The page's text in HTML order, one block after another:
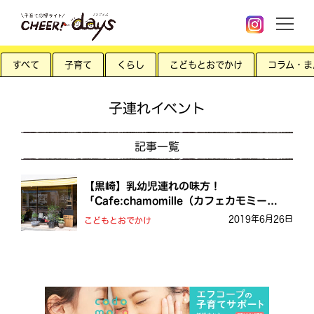
すべて 子育て くらし こどもとおでかけ コラム・
子連れイベント
記事一覧
【黒崎】乳幼児連れの味方！
「Cafe:chamomille（カフェカモミー
ル）」
こどもとおでかけ 2019年6月26日